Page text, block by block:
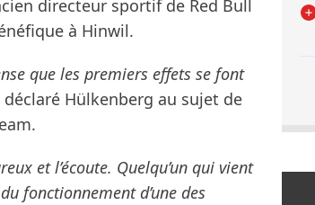
directeur sportif de Red Bull
à Hinwil.
que les premiers effets se font
déclaré Hülkenberg au sujet de
et l’écoute. Quelqu’un qui vient
fonctionnement d’une des